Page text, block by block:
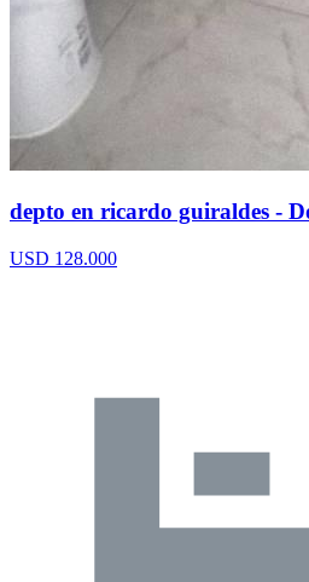
depto en ricardo guiraldes -
USD 128.000